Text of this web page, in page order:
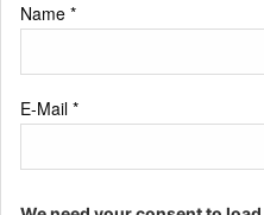
Name *
E-Mail *